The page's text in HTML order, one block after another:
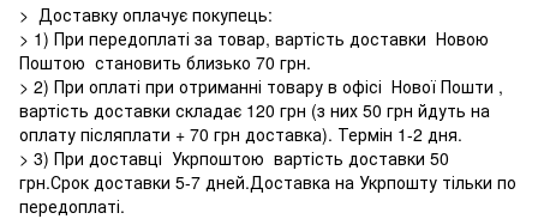
> Доставку оплачує покупець:
> 1) При передоплаті за товар, вартість доставки Новою
Поштою становить близько 70 грн.
> 2) При оплаті при отриманні товару в офісі Нової Пошти ,
вартість доставки складає 120 грн (з них 50 грн йдуть на
оплату післяплати + 70 грн доставка). Термін 1-2 дня.
> 3) При доставці Укрпоштою вартість доставки 50
грн.Срок доставки 5-7 дней.Доставка на Укрпошту тільки по
передоплаті.